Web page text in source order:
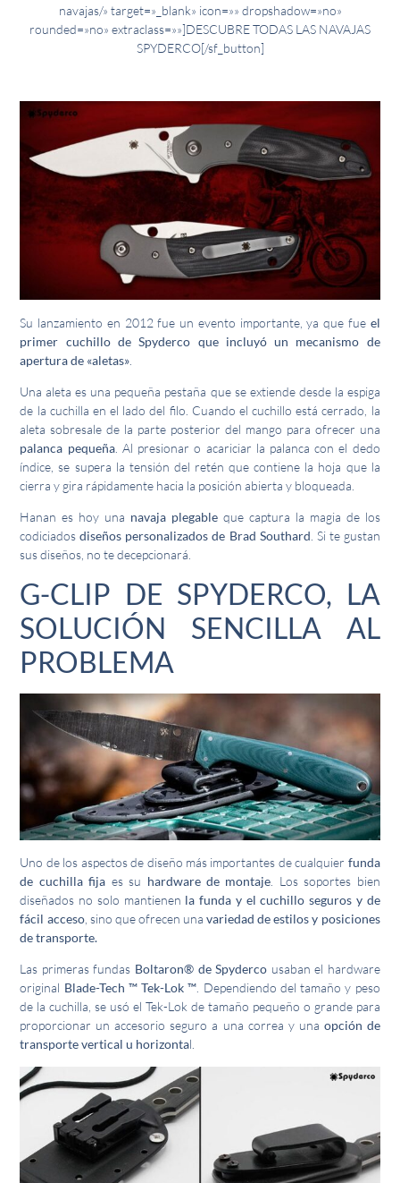
navajas/» target=»_blank» icon=»» dropshadow=»no»
rounded=»no» extraclass=»»]DESCUBRE TODAS LAS NAVAJAS
SPYDERCO[/sf_button]
Su lanzamiento en 2012 fue un evento importante, ya que fue el
primer cuchillo de Spyderco que incluyó un mecanismo de
apertura de «aletas»
Una aleta es una pequeña pestaña que se extiende desde la espiga
de la cuchilla en el lado del filo. Cuando el cuchillo está cerrado, la
aleta sobresale de la parte posterior del mango para ofrecer una
palanca pequeña. Al presionar o acariciar la palanca con el dedo
índice, se supera la tensión del retén que contiene la hoja que la
cierra y gira rápidamente hacia la posición abierta y bloqueada.
Hanan es hoy una navaja plegable que captura la magia de los
codiciadosdiseños personalizados de Brad Southard . Si te gustan
sus diseños, no te decepcionará.
G-CLIP DE SPYDERCO, LA
SOLUCIÓN SENCILLA AL
PROBLEMA
Uno de los aspectos de diseño más importantes de cualquier funda
de cuchilla fija es su hardware de montaje . Los soportes bien
diseñados no solo mantienen la funda y el cuchillo seguros y de
fácil acceso, sino que ofrecen unavariedad de estilos y posiciones
de transporte.
Las primeras fundas Boltaron® de Spyderco usaban el hardware
original Blade-Tech ™ Tek-Lok ™. Dependiendo del tamaño y peso
de la cuchilla, se usó el Tek-Lok de tamaño pequeño o grande para
proporcionar un accesorio seguro a una correa y una opción de
transporte vertical u horizontal.